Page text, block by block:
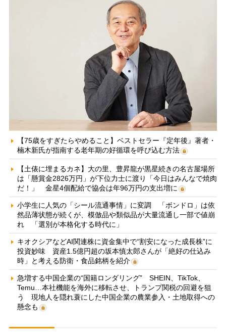
【75歳をすぎたらやめること】ベストセラー『定年後』著者・
楠木新氏が指南する老年期の好循環を呼び込む方法
【土俵に埋まるカネ】大の里、豊昇龍が黒星続きの名古屋場所
は「懸賞金2826万円」が下位力士に渡り「今日はみんなで焼肉
だ！」 金星4個配給で協会は年96万円の支出増に
小学生に人気の「シール流通事情」に変調 「ボンドロ」は依
然品薄状態が続くが、模倣品や類似品が大量流通し一部で値崩
れ 「選別が本格化する時代に」
キオクシアなどAI関連株に資金集中で“割安になった成長株”に
投資妙味 資産1.5億円超の坂本慎太郎さんが「絶好の仕込み
時」と考える防衛・食品銘柄を紹介
急増する中国企業の“国籍ロンダリング” SHEIN、TikTok、
Temu…本社機能を海外に移転させ、トランプ関税の回避を狙
う 現地人を隠れ蓑にした中国企業の農業参入・土地取得への
懸念も